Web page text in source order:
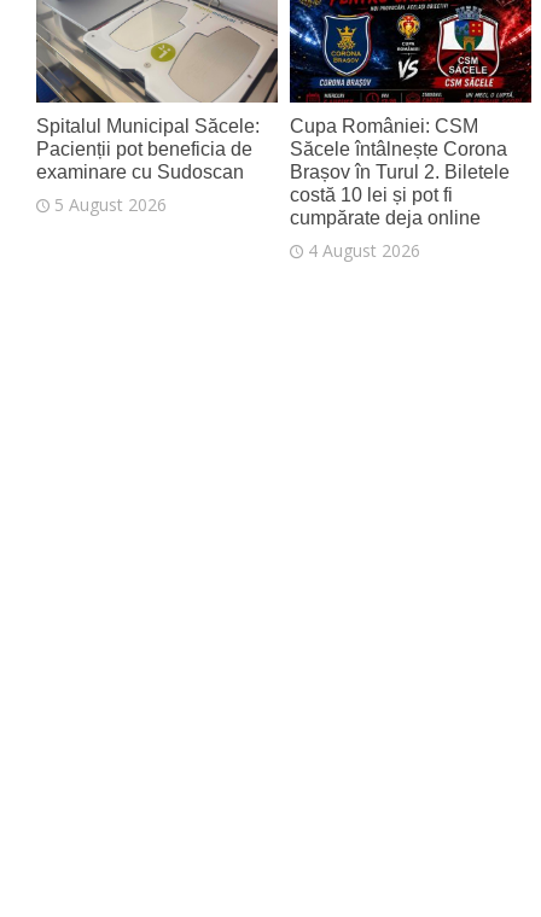
Spitalul Municipal Săcele:
Pacienții pot beneficia de
examinare cu Sudoscan
5 August 2026
Cupa României: CSM
Săcele întâlnește Corona
Brașov în Turul 2. Biletele
costă 10 lei și pot fi
cumpărate deja online
4 August 2026